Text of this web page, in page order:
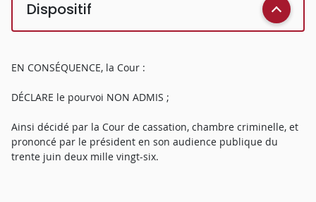
Dispositif
EN CONSÉQUENCE, la Cour :
DÉCLARE le pourvoi NON ADMIS ;
Ainsi décidé par la Cour de cassation, chambre criminelle, et
prononcé par le président en son audience publique du
trente juin deux mille vingt-six.